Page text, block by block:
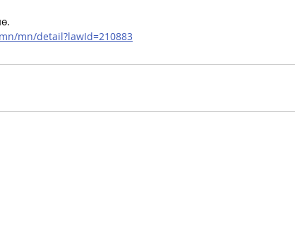
mn/detail?lawId=210883